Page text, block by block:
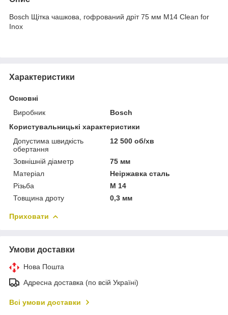
Bosch Щітка чашкова, гофрований дріт 75 мм М14 Clean for
Inox
Характеристики
Основні
Виробник
Bosch
Користувальницькі характеристики
Допустима швидкість
обертання
12 500 об/хв
Зовнішній діаметр
75 мм
Матеріал
Неіржавка сталь
Різьба
M 14
Товщина дроту
0,3 мм
Приховати
Умови доставки
Нова Пошта
Адресна доставка (по всій Україні)
Всі умови доставки